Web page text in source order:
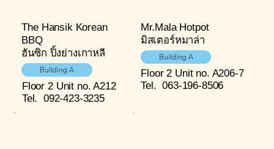
The Hansik Korean
BBQ
ฮันซิก ปิ้งย่างเกาหลี
Building A
Floor 2 Unit no. A212
Tel. 092-423-3235
Mr.Mala Hotpot
มิสเตอร์หมาล่า
Building A
Floor 2 Unit no. A206-7
Tel. 063-196-8506